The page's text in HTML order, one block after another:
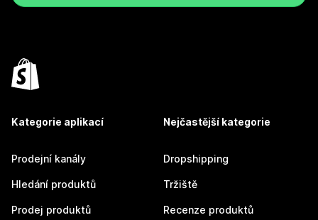
Kategorie aplikací
Prodejní kanály
Hledání produktů
Prodej produktů
Nejčastější kategorie
Dropshipping
Tržiště
Recenze produktů